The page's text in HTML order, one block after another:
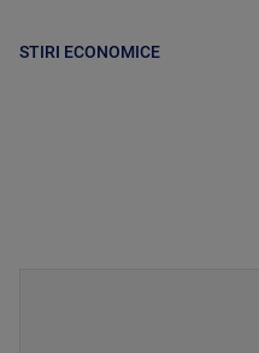
STIRI ECONOMICE